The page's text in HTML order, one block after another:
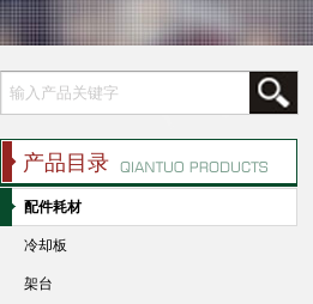
产品目录
配件耗材
冷却板
架台